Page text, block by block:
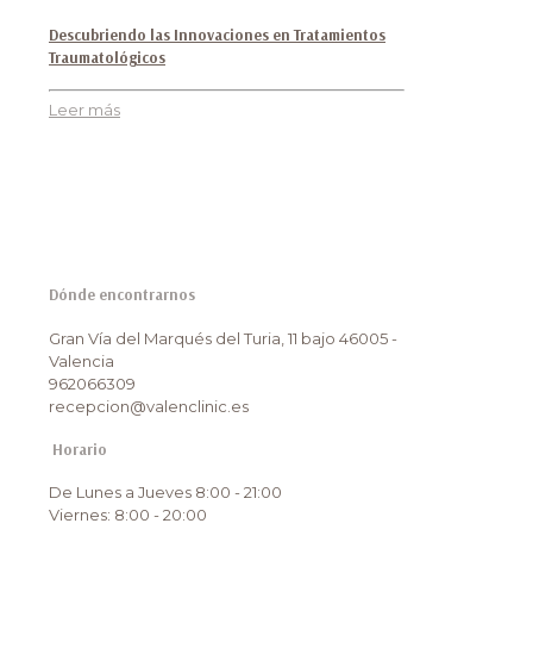
Descubriendo las Innovaciones en Tratamientos
Traumatológicos
Leer más
Dónde encontrarnos
Gran Vía del Marqués del Turia, 11 bajo 46005 -
Valencia
962066309
recepcion@valenclinic.es
Horario
De Lunes a Jueves 8:00 - 21:00
Viernes: 8:00 - 20:00